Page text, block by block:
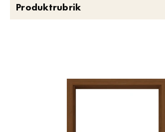
Produktrubrik